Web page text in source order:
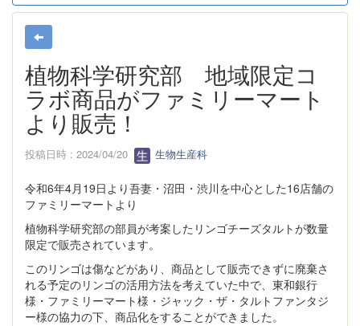
植物科学研究部 地域限定コ
ラボ商品がファミリーマート
より販売！
投稿日時 : 2024/04/20 生物生産科
令和6年4月19日より吾妻・沼田・渋川を中心とした16店舗の
ファミリーマートより
植物科学研究部の部員が考案したリンゴチーズタルトが数量
限定で販売されています。
このリンゴは傷などがあり、商品として販売できずに廃棄さ
れる予定のリンゴの活用方法を考えていた中で、東和銀行
様・ファミリーマート様・ジャック・ザ・タルトファンタジ
ー様の協力の下、商品化をすることができました。